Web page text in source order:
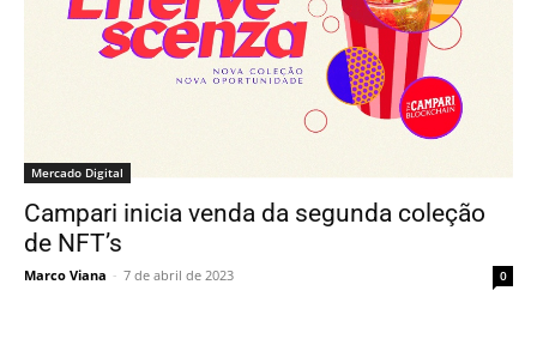
Mercado Digital
Campari inicia venda da segunda coleção
de NFT’s
Marco Viana - 7 de abril de 2023 0